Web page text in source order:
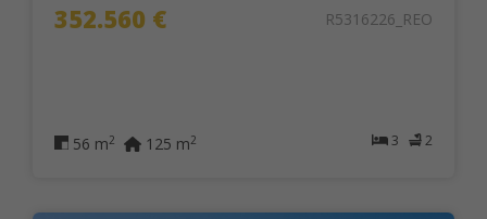
352.560 € R5316226_REO
3 2
56 m2 125 m2